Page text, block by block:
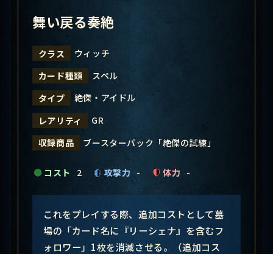
舞い戻る奏絶
クラス
ウィッチ
カード種類
スペル
タイプ
絶傑・アイドル
レアリティ
GR
収録商品
ブースターパック「絶傑の試練」
コスト 2 攻撃力 - 体力 -
これをプレイする際、追加コストとして墓
場の「カード名に『リーシェナ』を含むフ
ォロワー」1枚を消滅させる。（追加コス